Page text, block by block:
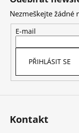
Nezmeškejte žádné
E-mail
PŘIHLÁSIT SE
Kontakt